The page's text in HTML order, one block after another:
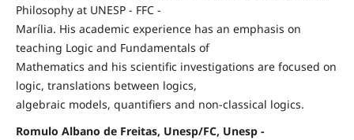
Philosophy at UNESP - FFC -
Marília. His academic experience has an emphasis on
teaching Logic and Fundamentals of
Mathematics and his scientific investigations are focused on
logic, translations between logics,
algebraic models, quantifiers and non-classical logics.
Romulo Albano de Freitas, Unesp/FC, Unesp -